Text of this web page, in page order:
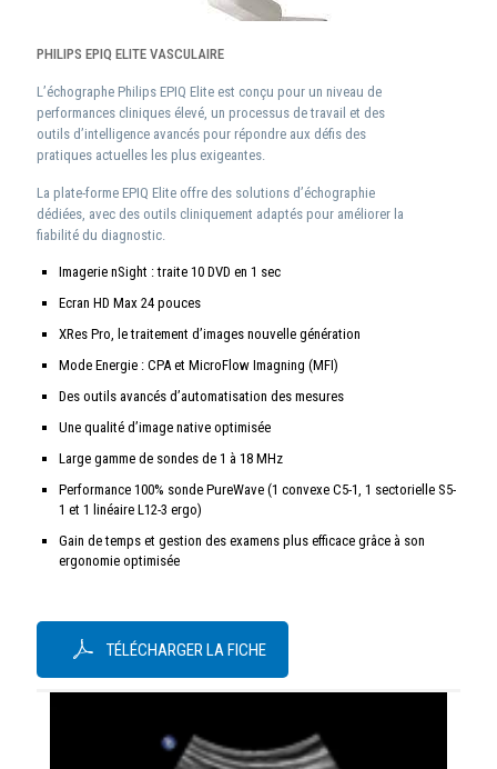
PHILIPS EPIQ ELITE VASCULAIRE
L’échographe Philips EPIQ Elite est conçu pour un niveau de
performances cliniques élevé, un processus de travail et des
outils d’intelligence avancés pour répondre aux défis des
pratiques actuelles les plus exigeantes.
La plate-forme EPIQ Elite offre des solutions d’échographie
dédiées, avec des outils cliniquement adaptés pour améliorer la
fiabilité du diagnostic.
Imagerie nSight : traite 10 DVD en 1 sec
Ecran HD Max 24 pouces
XRes Pro, le traitement d’images nouvelle génération
Mode Energie : CPA et MicroFlow Imagning (MFI)
Des outils avancés d’automatisation des mesures
Une qualité d’image native optimisée
Large gamme de sondes de 1 à 18 MHz
Performance 100% sonde PureWave (1 convexe C5-1, 1 sectorielle S5-
1 et 1 linéaire L12-3 ergo)
Gain de temps et gestion des examens plus efficace grâce à son
ergonomie optimisée
TÉLÉCHARGER LA FICHE